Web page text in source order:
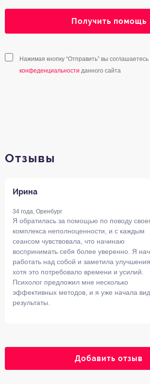
Получить помощь
Нажимая кнопку “Отправить” вы соглашаетесь
конфеденциальности данного сайта
Отзывы
Ирина
34 года, Оренбург
Я обратилась за помощью по поводу
комплекса неполноценности, и с каждым
сеансом чувствовала, что начинаю
воспринимать себя более уверенно. Я
работать над собой и заметила улучшения,
хотя это потребовало времени и усилий.
Психолог предложил мне несколько
эффективных методов, и я уже начала
результаты.
Добавить отзыв